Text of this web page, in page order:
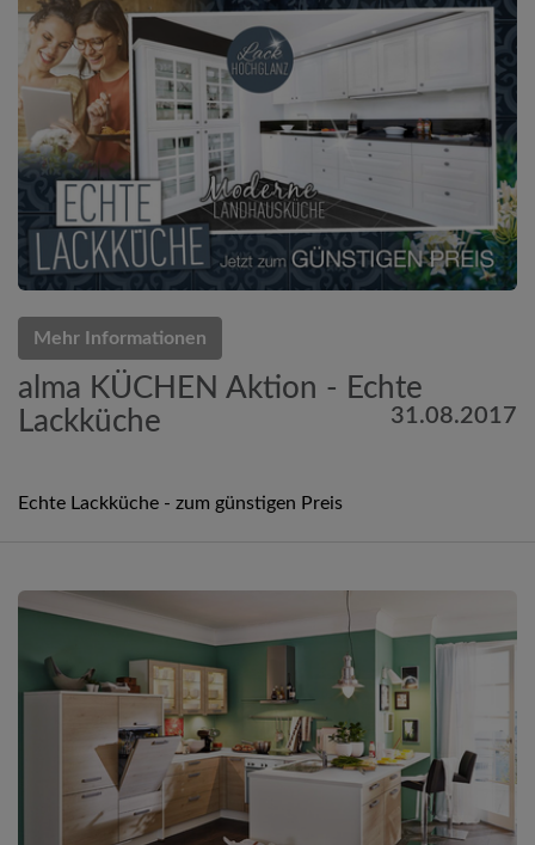
Mehr Informationen
alma KÜCHEN Aktion - Echte
Lackküche
31.08.2017
Echte Lackküche - zum günstigen Preis